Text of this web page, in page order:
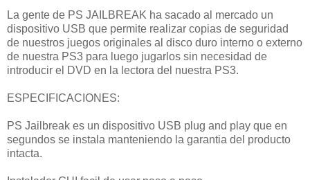
La gente de PS JAILBREAK ha sacado al mercado un
dispositivo USB que permite realizar copias de seguridad
de nuestros juegos originales al disco duro interno o externo
de nuestra PS3 para luego jugarlos sin necesidad de
introducir el DVD en la lectora del nuestra PS3.
ESPECIFICACIONES:
PS Jailbreak es un dispositivo USB plug and play que en
segundos se instala manteniendo la garantia del producto
intacta.